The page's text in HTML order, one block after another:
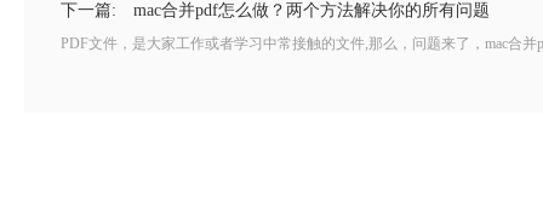
下一篇: mac合并pdf怎么做？两个方法解决你的所有问题
PDF文件，是大家工作或者学习中常接触的文件,那么，问题来了，mac合